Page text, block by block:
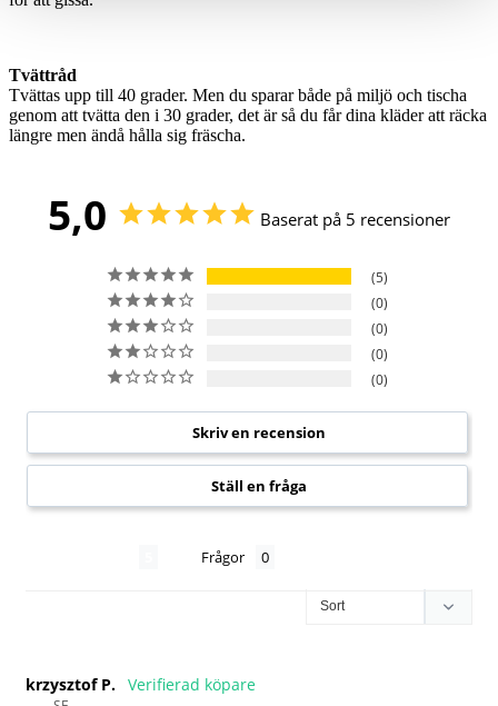
Tvättråd
Tvättas upp till 40 grader. Men du sparar både på miljö och tischa
genom att tvätta den i 30 grader, det är så du får dina kläder att räcka
längre men ändå hålla sig fräscha.
5,0 Baserat på 5 recensioner
5
0
0
0
0
Skriv en recension
Ställ en fråga
Frågor
krzysztof P.